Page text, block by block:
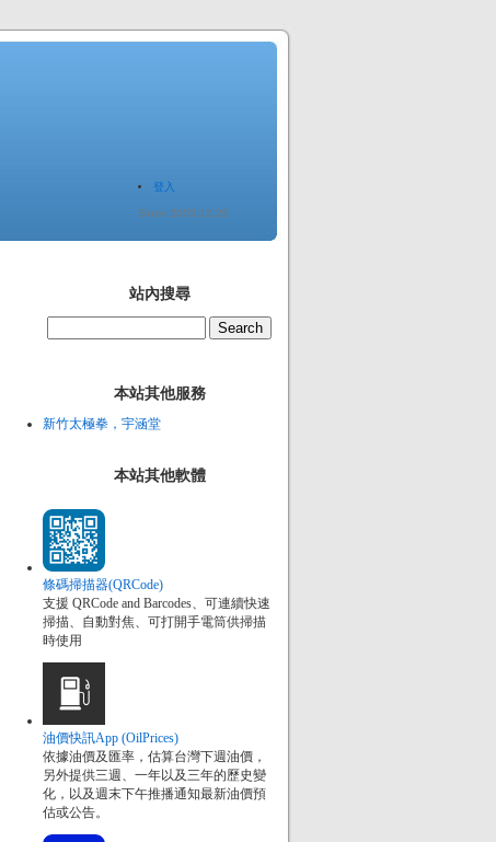
登入
Since 2005.12.20
站內搜尋
本站其他服務
新竹太極拳，宇涵堂
本站其他軟體
條碼掃描器(QRCode)
支援 QRCode and Barcodes、可連續快速
掃描、自動對焦、可打開手電筒供掃描
時使用
油價快訊App (OilPrices)
依據油價及匯率，估算台灣下週油價，
另外提供三週、一年以及三年的歷史變
化，以及週末下午推播通知最新油價預
估或公告。